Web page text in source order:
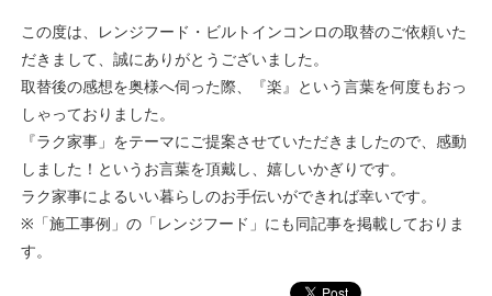
この度は、レンジフード・ビルトインコンロの取替のご依頼いた
だきまして、誠にありがとうございました。
取替後の感想を奥様へ伺った際、『楽』という言葉を何度もおっ
しゃっておりました。
『ラク家事」をテーマにご提案させていただきましたので、感動
しました！というお言葉を頂戴し、嬉しいかぎりです。
ラク家事によるいい暮らしのお手伝いができれば幸いです。
※「施工事例」の「レンジフード」にも同記事を掲載しておりま
す。